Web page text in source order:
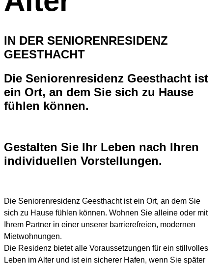
IN DER SENIORENRESIDENZ
GEESTHACHT
Die Seniorenresidenz Geesthacht ist
ein Ort, an dem Sie sich zu Hause
fühlen können.
Gestalten Sie Ihr Leben nach Ihren
individuellen Vorstellungen.
Die Seniorenresidenz Geesthacht ist ein Ort, an dem Sie
sich zu Hause fühlen können. Wohnen Sie alleine oder mit
Ihrem Partner in einer unserer barrierefreien, modernen
Mietwohnungen.
Die Residenz bietet alle Voraussetzungen für ein stillvolles
Leben im Alter und ist ein sicherer Hafen, wenn Sie später